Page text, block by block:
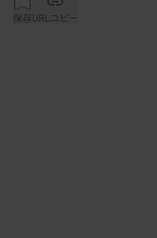
保存URLコピー